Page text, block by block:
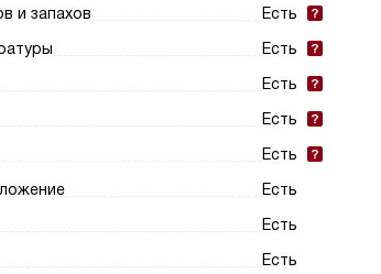
и запахов
Есть
Есть
Есть
Есть
Есть
Есть
Есть
Есть